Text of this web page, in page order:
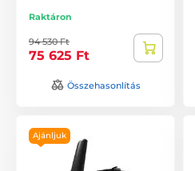
Raktáron
94 530 Ft
75 625 Ft
Összehasonlítás
Ajánljuk